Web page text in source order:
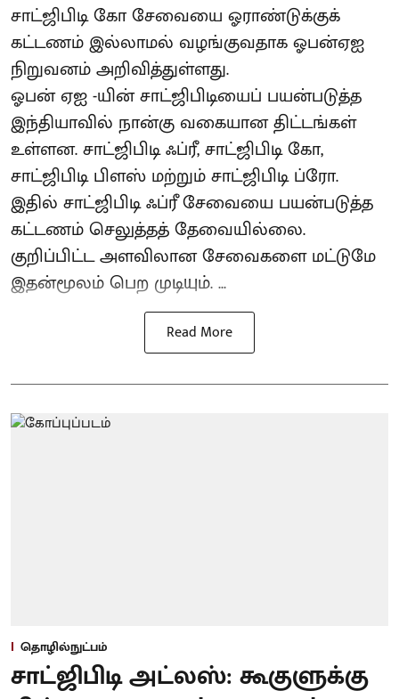
சாட்ஜிபிடி கோ சேவையை ஓராண்டுக்குக்
கட்டணம் இல்லாமல் வழங்குவதாக ஓபன்ஏஐ
நிறுவனம் அறிவித்துள்ளது.
ஓபன் ஏஐ -யின் சாட்ஜிபிடியைப் பயன்படுத்த
இந்தியாவில் நான்கு வகையான திட்டங்கள்
உள்ளன. சாட்ஜிபிடி ஃப்ரீ, சாட்ஜிபிடி கோ,
சாட்ஜிபிடி பிளஸ் மற்றும் சாட்ஜிபிடி ப்ரோ.
இதில் சாட்ஜிபிடி ஃப்ரீ சேவையை பயன்படுத்த
கட்டணம் செலுத்தத் தேவையில்லை.
குறிப்பிட்ட அளவிலான சேவைகளை மட்டுமே
இதன்மூலம் பெற முடியும். ...
Read More
தொழில்நுட்பம்
சாட்ஜிபிடி அட்லஸ்: கூகுளுக்கு